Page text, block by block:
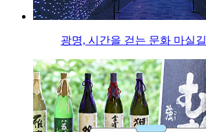
광명, 시간을 걷는 문화 마실길